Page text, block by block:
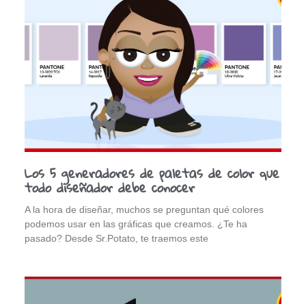
Los 5 generadores de paletas de color que
todo diseñador debe conocer
A la hora de diseñar, muchos se preguntan qué colores
podemos usar en las gráficas que creamos. ¿Te ha
pasado? Desde Sr.Potato, te traemos este